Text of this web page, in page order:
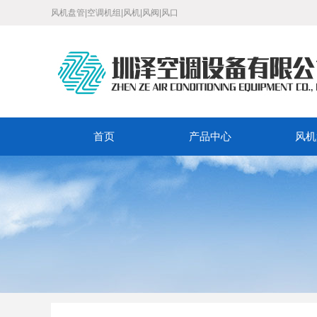
风机盘管|空调机组|风机|风阀|风口
首页 产品中心 风